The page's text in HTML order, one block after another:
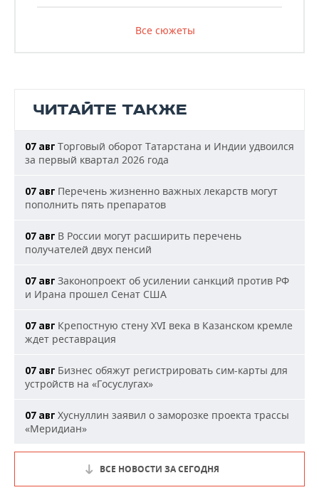
Все сюжеты
ЧИТАЙТЕ ТАКЖЕ
07 авг Торговый оборот Татарстана и Индии удвоился
за первый квартал 2026 года
07 авг Перечень жизненно важных лекарств могут
пополнить пять препаратов
07 авг В России могут расширить перечень
получателей двух пенсий
07 авг Законопроект об усилении санкций против РФ
и Ирана прошел Сенат США
07 авг Крепостную стену XVI века в Казанском кремле
ждет реставрация
07 авг Бизнес обяжут регистрировать сим-карты для
устройств на «Госуслугах»
07 авг Хуснуллин заявил о заморозке проекта трассы
«Меридиан»
ВСЕ НОВОСТИ ЗА СЕГОДНЯ